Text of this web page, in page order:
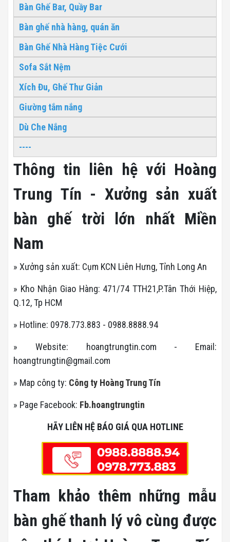
Bàn Ghế Bar, Quầy Bar
Bàn ghế nhà hàng, quán ăn
Bàn Ghế Nhà Hàng Tiệc Cưới
Sofa Sắt Nệm
Xích Đu, Ghế Thư Giản
Giường tắm nắng
Dù Che Nắng
----
Thông tin liên hệ với Hoàng
Trung Tín - Xưởng sản xuất
bàn ghế trời lớn nhất Miền
Nam
» Xưởng sản xuất: Cụm KCN Liên Hưng, Tỉnh Long An
» Kho Nhận Giao Hàng: 471/74 TTH21,P.Tân Thới Hiệp,
Q.12, Tp HCM
» Hotline: 0978.773.883 - 0988.8888.94
» Website: hoangtrungtin.com - Email:
hoangtrungtin@gmail.com
» Map công ty: Công ty Hoàng Trung Tín
» Page Facebook: Fb.hoangtrungtin
HÃY LIÊN HỆ BÁO GIÁ QUA HOTLINE
Tham khảo thêm những mẫu
bàn ghế thanh lý vô cùng được